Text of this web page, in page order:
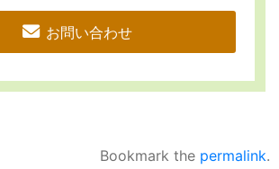
お問い合わせ
Bookmark the permalink.